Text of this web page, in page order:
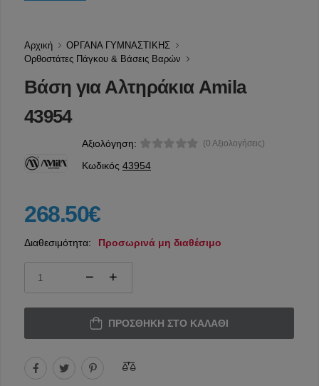
Αρχική
ΟΡΓΑΝΑ ΓΥΜΝΑΣΤΙΚΗΣ
Ορθοστάτες Πάγκου & Βάσεις Βαρών
Βάση για Αλτηράκια Amila
43954
Αξιολόγηση: (0 Αξιολογήσεις)
Κωδικός 43954
268.50€
Διαθεσιμότητα: Προσωρινά μη διαθέσιμο
ΠΡΟΣΘΉΚΗ ΣΤΟ ΚΑΛΆΘΙ